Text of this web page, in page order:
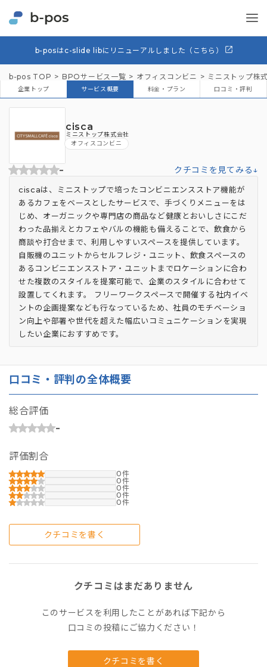
b-posはc-slide libにリニューアルしました（こちら）
b-pos TOP BPOサービス一覧 オフィスコンビニ ミニストップ株
企業トップ サービス概要 料金・プラン 口コミ・評判
cisca
ミニストップ株式会社
オフィスコンビニ
- クチコミを見てみる↓
ciscaは、ミニストップで培ったコンビニエンスストア機能が
あるカフェをベースとしたサービスで、手づくりメニューをは
じめ、オーガニックや専門店の商品など健康とおいしさにこだ
わった品揃えとカフェやバルの機能も備えることで、飲食から
商談や打合せまで、利用しやすいスペースを提供しています。
自販機のユニットからセルフレジ・ユニット、飲食スペースの
あるコンビニエンスストア・ユニットまでロケーションに合わ
せた複数のスタイルを提案可能で、企業のスタイルに合わせて
設置してくれます。 フリーワークスペースで開催する社内イベ
ントの企画提案なども行なっているため、社員のモチベーショ
ン向上や部署や世代を超えた幅広いコミュニケーションを実現
したい企業におすすめです。
口コミ・評判の全体概要
総合評価
-
評価割合
0
0
0
0
0
クチコミを書く
クチコミはまだありません
このサービスを利用したことがあれば下記から
口コミの投稿にご協力ください！
クチコミを書く